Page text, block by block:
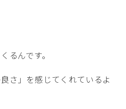
るんです。
さ」を感じてくれているよ